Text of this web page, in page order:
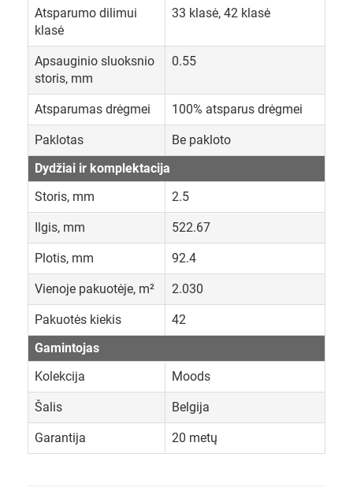
Atsparumo dilimui
klasė
33 klasė, 42 klasė
Apsauginio sluoksnio
storis, mm
0.55
Atsparumas drėgmei 100% atsparus drėgmei
Paklotas
Be pakloto
Dydžiai ir komplektacija
Storis, mm
2.5
Ilgis, mm 522.67
Plotis, mm 92.4
Vienoje pakuotėje, m² 2.030
Pakuotės kiekis
42
Gamintojas
Kolekcija
Moods
Šalis Belgija
Garantija 20 metų